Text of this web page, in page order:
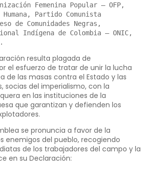
Femenina Popular – OFP,
Partido Comunista
de Comunidades Negras,
Indígena de Colombia – ONIC,
resulta plagada de
el esfuerzo de tratar de unir la lucha
de las masas contra el Estado y las
socias del imperialismo, con la
en las instituciones de la
que garantizan y defienden los
se pronuncia a favor de la
enemigos del pueblo, recogiendo
de los trabajadores del campo y la
en su Declaración: